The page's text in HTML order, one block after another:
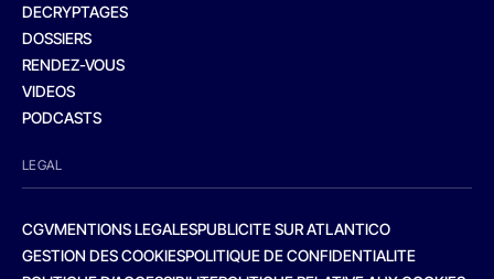
DECRYPTAGES
DOSSIERS
RENDEZ-VOUS
VIDEOS
PODCASTS
LEGAL
CGVMENTIONS LEGALESPUBLICITE SUR ATLANTICO
GESTION DES COOKIESPOLITIQUE DE CONFIDENTIALITE